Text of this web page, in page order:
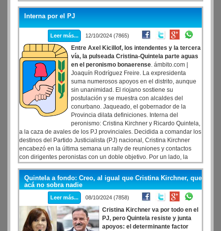
Interna por el PJ
Leer más... 12/10/2024 (7865)
Entre Axel Kicillof, los intendentes y la tercera
vía, la pulseada Cristina-Quintela parte aguas
en el peronismo bonaerense. ámbito.com |
Joaquín Rodríguez Freire. La expresidenta
suma numerosos apoyos en el distrito, aunque
sin unanimidad. El riojano sostiene su
postulación y se muestra con alcaldes del
conurbano. Jaqueado, el gobernador de la
Provincia dilata definiciones. Interna del
peronismo: Cristina Kirchner y Ricardo Quintela,
a la caza de avales de los PJ provinciales. Decidida a comandar los
destinos del Partido Justicialista (PJ) nacional, Cristina Kirchner
encabezó en la última semana un rally de reuniones y contactos
con dirigentes peronistas con un doble objetivo. Por un lado, la
expresidenta busca fidelizar los apoyos propios para ganar masa
en su armado; por el otro, intenta dar una imagen de amplitud y
solapar las críticas de quienes la ven como un límite para que el PJ
atraiga a antiguos aliados. La estrategia, sin embargo, no está
exenta de tensiones.
Quintela a fondo: Creo, al igual que Cristina Kirchner, que
acá no sobra nadie
Leer más... 08/10/2024 (7858)
Cristina Kirchner va por todo en el
PJ, pero Quintela resiste y junta
apoyos: el determinante factor